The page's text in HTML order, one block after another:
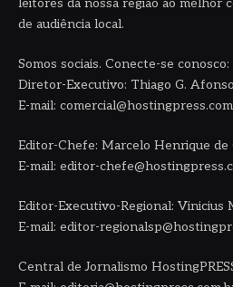
leitores da nossa região ao melhor
de audiência local.
Somos sociais. Conecte-se conosco:
Diretor-Executivo: Thiago G. Afonso
E-mail:
Editor-Chefe: Marcelo Henrique de
E-mail: editor-
Editor-Executivo-Regional: Vinicius
E-mail: editor-
Central de Jornalismo